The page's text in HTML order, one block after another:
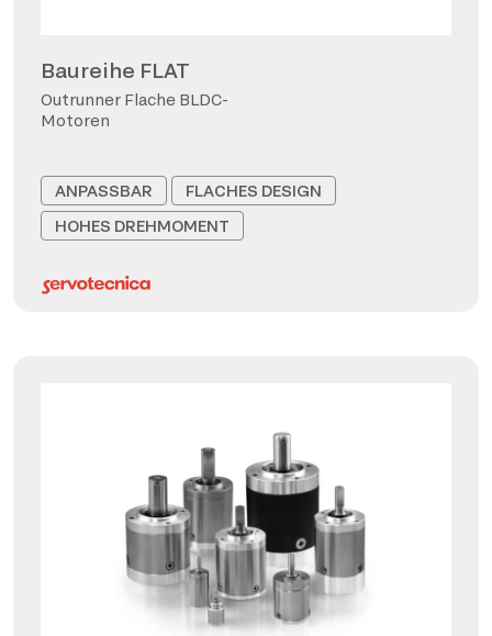
Baureihe FLAT
Outrunner Flache BLDC-
Motoren
ANPASSBAR
FLACHES DESIGN
HOHES DREHMOMENT